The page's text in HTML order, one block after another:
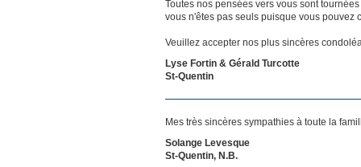
Toutes nos pensées vers vous sont
vous n'êtes pas seuls puisque vous pouvez
Veuillez accepter nos plus sincères
Lyse Fortin & Gérald Turcotte
St-Quentin
Mes très sincères sympathies à toute la
Solange Levesque
St-Quentin, N.B.